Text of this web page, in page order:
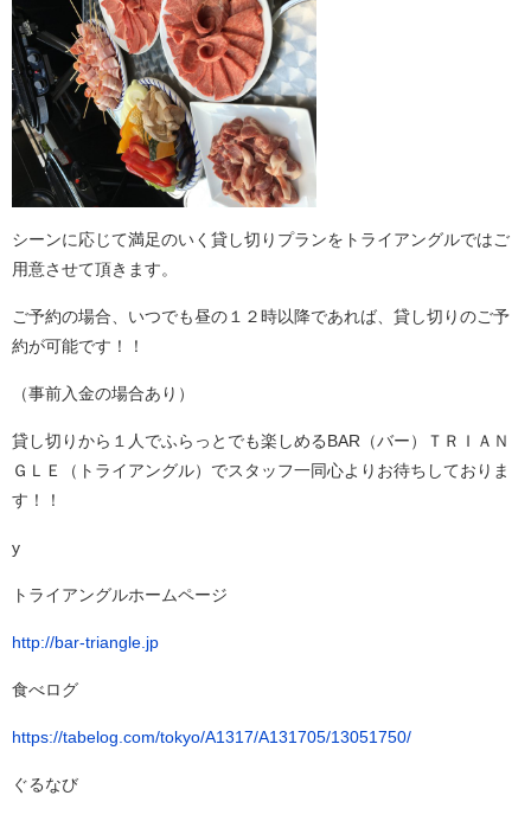
シーンに応じて満足のいく貸し切りプランをトライアングルではご
用意させて頂きます。
ご予約の場合、いつでも昼の１２時以降であれば、貸し切りのご予
約が可能です！！
（事前入金の場合あり）
貸し切りから１人でふらっとでも楽しめるBAR（バー）ＴＲＩＡＮ
ＧＬＥ（トライアングル）でスタッフ一同心よりお待ちしておりま
す！！
y
トライアングルホームページ
http://bar-triangle.jp
食べログ
https://tabelog.com/tokyo/A1317/A131705/13051750/
ぐるなび